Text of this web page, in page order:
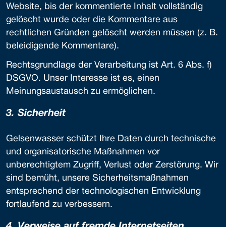
Website, bis der kommentierte Inhalt vollständig
gelöscht wurde oder die Kommentare aus
rechtlichen Gründen gelöscht werden müssen (z. B.
beleidigende Kommentare).
Rechtsgrundlage der Verarbeitung ist Art. 6 Abs. f)
DSGVO. Unser Interesse ist es, einen
Meinungsaustausch zu ermöglichen.
3. Si­cherheit
Gelsenwasser schützt Ihre Daten durch technische
und organisatorische Maßnahmen vor
unberechtigtem Zugriff, Verlust oder Zerstörung. Wir
sind bemüht, unsere Sicherheitsmaßnahmen
entsprechend der technologischen Entwicklung
fortlaufend zu verbessern.